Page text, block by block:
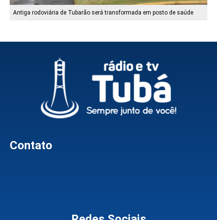
Antiga rodoviária de Tubarão será transformada em posto de saúde
Contato